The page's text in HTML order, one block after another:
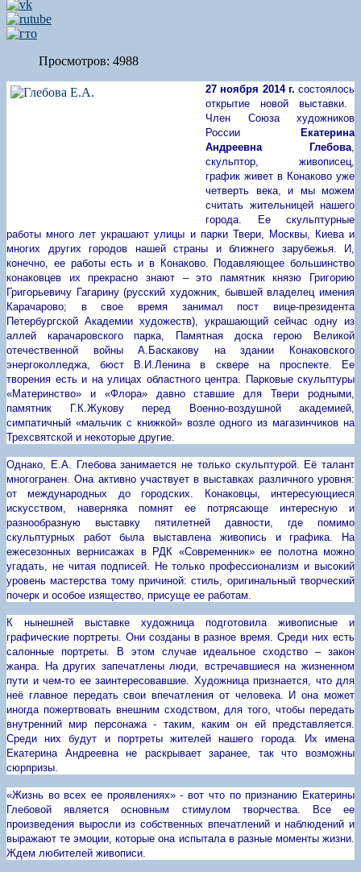
Просмотров: 4988
27 ноября 2014 г. состоялось
открытие новой выставки.
Член Союза художников
России
Екатерина
Андреевна Глебова,
скульптор, живописец,
график живет в Конаково уже
четверть века, и мы можем
считать жительницей нашего
города. Ее скульптурные
работы много лет украшают улицы и парки Твери, Москвы, Киева и
многих других городов нашей страны и ближнего зарубежья. И,
конечно, ее работы есть и в Конаково. Подавляющее большинство
конаковцев их прекрасно знают – это памятник князю Григорию
Григорьевичу Гагарину (русский художник, бывшей владелец имения
Карачарово; в свое время занимал пост вице-президента
Петербургской Академии художеств), украшающий сейчас одну из
аллей карачаровского парка,
Памятная доска герою Великой
отечественной войны А.Баскакову на здании Конаковского
энергоколледжа, бюст В.И.Ленина в сквере на проспекте. Ее
творения есть и на улицах областного центра. Парковые скульптуры
«Материнство» и «Флора» давно ставшие для Твери родными,
памятник Г.К.Жукову перед Военно-воздушной академией,
симпатичный «мальчик с книжкой» возле одного из магазинчиков на
Трехсвятской и некоторые другие.
Однако, Е.А. Глебова занимается не только скульптурой. Её талант
многогранен. Она активно участвует в выставках различного уровня:
от международных до городских. Конаковцы, интересующиеся
искусством, наверняка помнят ее потрясающе интересную и
разнообразную выставку пятилетней давности, где помимо
скульптурных работ была выставлена живопись и графика. На
ежесезонных вернисажах в РДК «Современник» ее полотна можно
угадать, не читая подписей. Не только профессионализм и высокий
уровень мастерства тому причиной: стиль, оригинальный творческий
почерк и особое изящество, присуще ее работам.
К нынешней выставке художница подготовила живописные и
графические портреты. Они созданы в разное время. Среди них есть
салонные портреты. В этом случае идеальное сходство – закон
жанра. На других запечатлены люди, встречавшиеся на жизненном
пути и чем-то ее заинтересовавшие. Художница признается, что для
неё главное передать свои впечатления от человека. И она может
иногда пожертвовать внешним сходством, для того, чтобы передать
внутренний мир персонажа - таким, каким он ей представляется.
Среди них будут и портреты жителей нашего города. Их имена
Екатерина Андреевна не раскрывает заранее, так что возможны
сюрпризы.
«Жизнь во всех ее проявлениях» - вот что по признанию Екатерины
Глебовой является основным стимулом творчества. Все ее
произведения выросли из собственных впечатлений и наблюдений и
выражают те эмоции, которые она испытала в разные моменты жизни.
Ждем любителей живописи.